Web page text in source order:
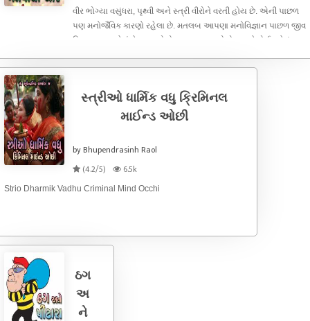
વીર ભોગ્યા વસુંધરા, પૃથ્વી અને સ્ત્રી વીરોને વરતી હોય છે. એની પાછળ
પણ મનોજૈવિક કારણો રહેલા છે. મતલબ આપણા મનોવિજ્ઞાન પાછળ જીવ
વિજ્ઞાન પણ રહેલું છે. સાયકોલોજી પાછળ બાયોલોજી. જે કોઈ કહેતું
બહુ મોટી કમન
સ્ત્રીઓ ધાર્મિક વધુ ક્રિમિનલ
માઈન્ડ ઓછી
by Bhupendrasinh Raol
(4.2/5)
6.5k
Strio Dharmik Vadhu Criminal Mind Occhi
ઠગ
અ
ને